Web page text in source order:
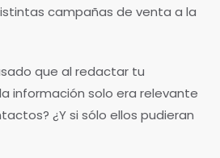
campañas de venta a la
que al redactar tu
información solo era relevante
¿Y si sólo ellos pudieran